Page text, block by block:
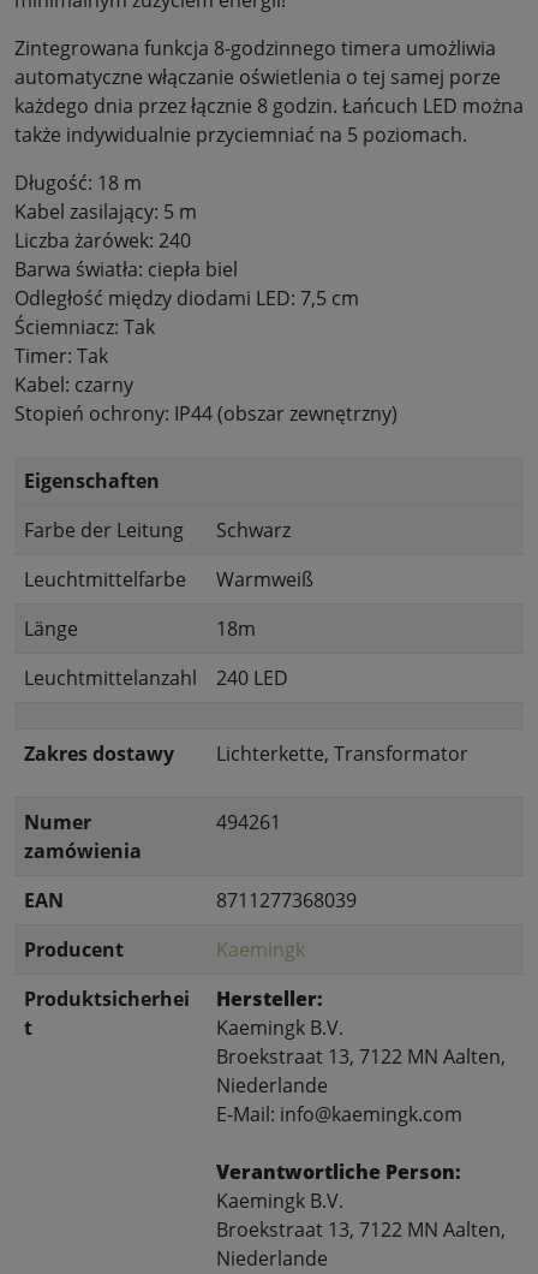
Zintegrowana funkcja 8-godzinnego timera umożliwia
automatyczne włączanie oświetlenia o tej samej porze
każdego dnia przez łącznie 8 godzin. Łańcuch LED można
także indywidualnie przyciemniać na 5 poziomach.
Długość: 18 m
Kabel zasilający: 5 m
Liczba żarówek: 240
Barwa światła: ciepła biel
Odległość między diodami LED: 7,5 cm
Ściemniacz: Tak
Timer: Tak
Kabel: czarny
Stopień ochrony: IP44 (obszar zewnętrzny)
Eigenschaften
Farbe der Leitung
Schwarz
Leuchtmittelfarbe
Warmweiß
Länge
18m
Leuchtmittelanzahl
240 LED
Zakres dostawy Lichterkette, Transformator
Numer
zamówienia
494261
EAN
8711277368039
Producent
Kaemingk
Produktsicherhei
t
Hersteller:
Kaemingk B.V.
Broekstraat 13, 7122 MN Aalten,
Niederlande
E-Mail: info@kaemingk.com
Verantwortliche Person:
Kaemingk B.V.
Broekstraat 13, 7122 MN Aalten,
Niederlande